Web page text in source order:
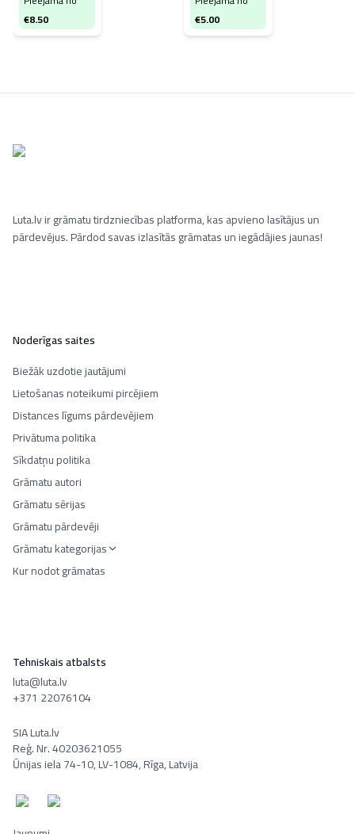
€8.50
€5.00
Luta.lv ir grāmatu tirdzniecības platforma, kas apvieno lasītājus un
pārdevējus. Pārdod savas izlasītās grāmatas un iegādājies jaunas!
Noderīgas saites
Biežāk uzdotie jautājumi
Lietošanas noteikumi pircējiem
Distances līgums pārdevējiem
Privātuma politika
Sīkdatņu politika
Grāmatu autori
Grāmatu sērijas
Grāmatu pārdevēji
Grāmatu kategorijas
Kur nodot grāmatas
Tehniskais atbalsts
luta@luta.lv
+371 22076104
SIA Luta.lv
Reģ. Nr. 40203621055
Ūnijas iela 74-10, LV-1084, Rīga, Latvija